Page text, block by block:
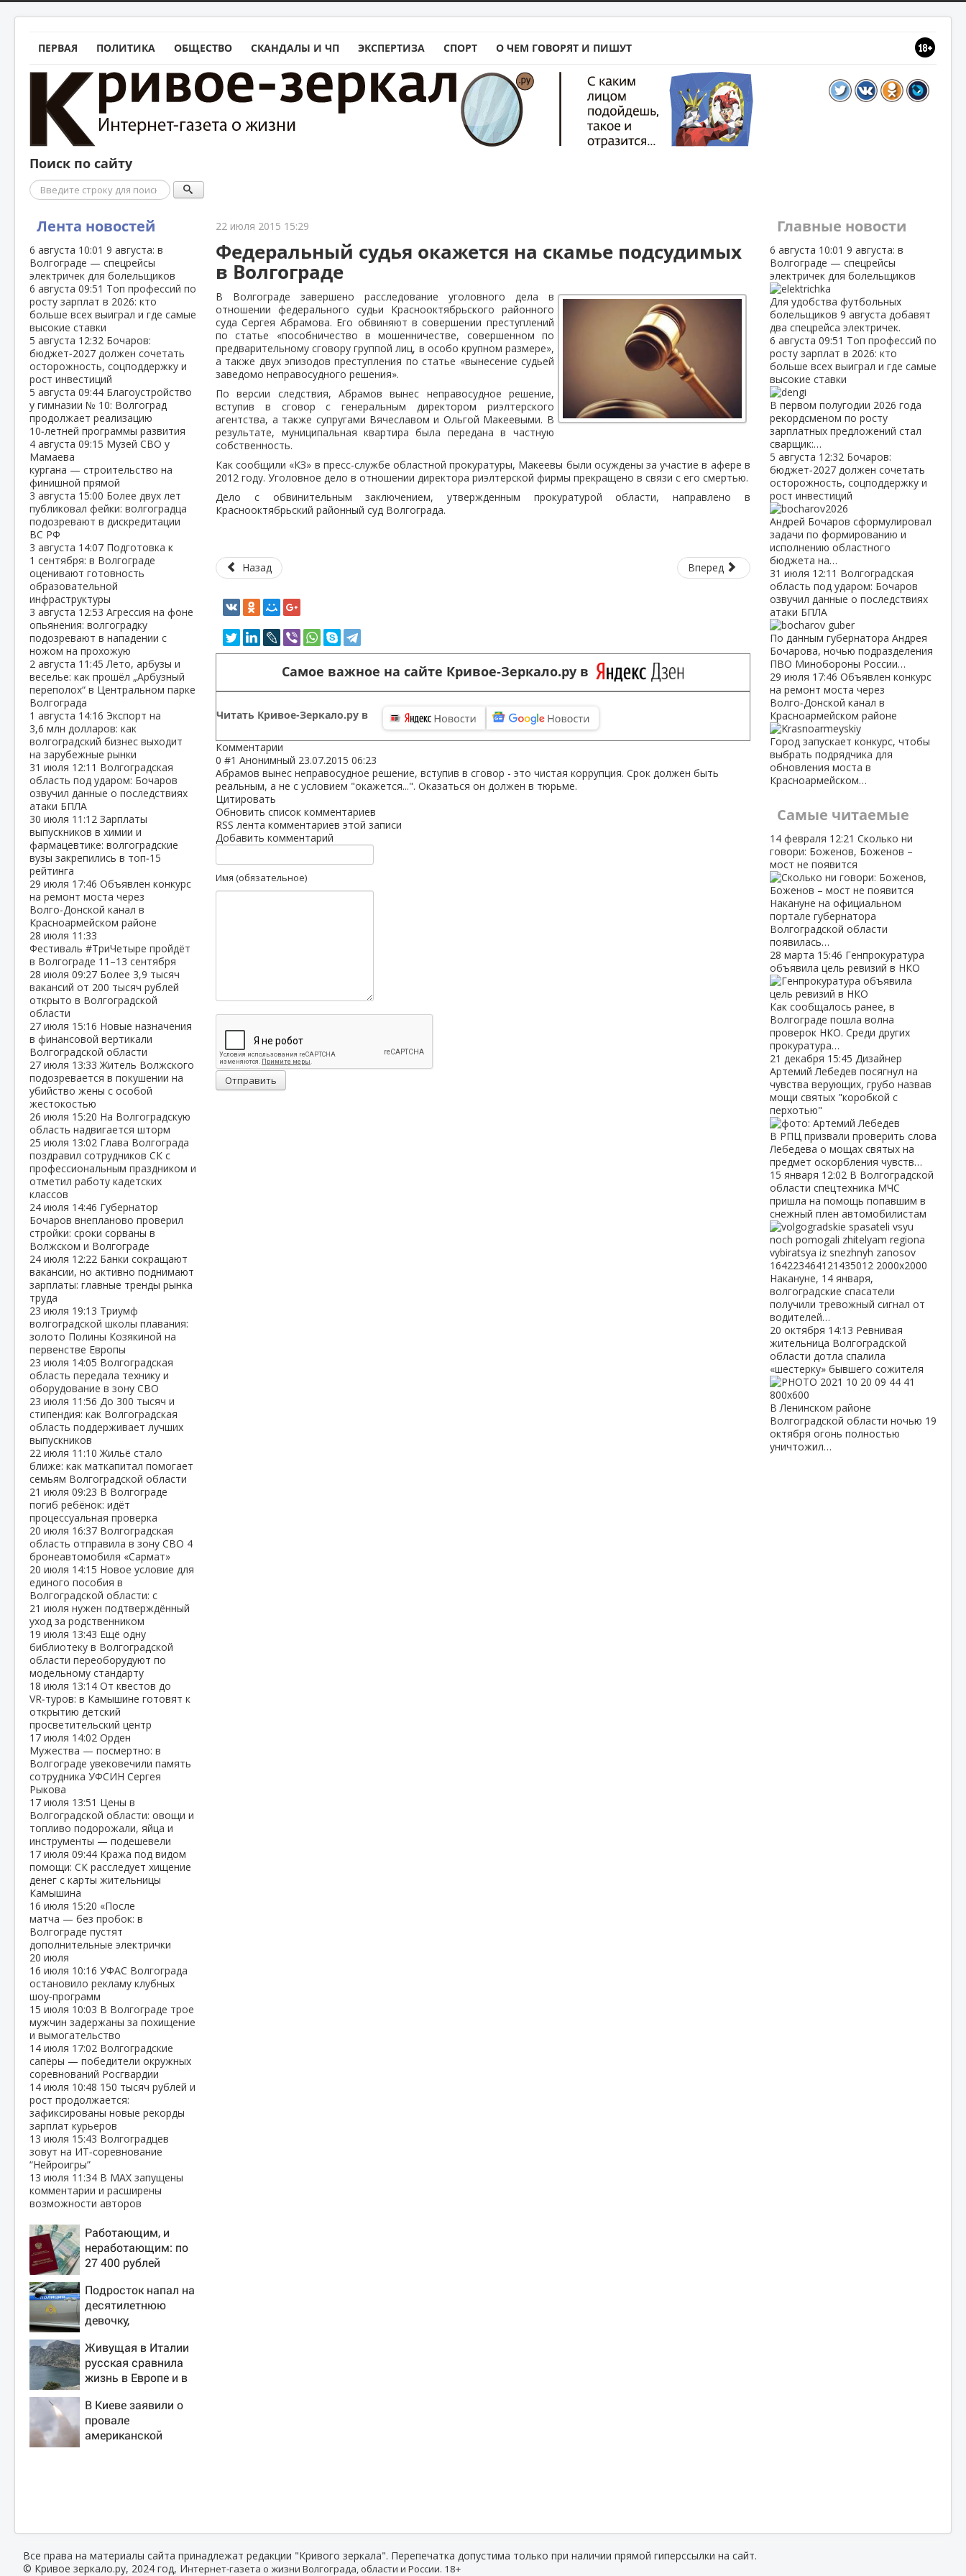
ПЕРВАЯ ПОЛИТИКА ОБЩЕСТВО СКАНДАЛЫ И ЧП ЭКСПЕРТИЗА СПОРТ О ЧЕМ ГОВОРЯТ И ПИШУТ
Поиск по сайту
Поиск
Лента новостей
6 августа 10:01 9 августа: в
Волгограде — спецрейсы
электричек для болельщиков
6 августа 09:51 Топ профессий по
росту зарплат в 2026: кто
больше всех выиграл и где самые
высокие ставки
5 августа 12:32 Бочаров:
бюджет‑2027 должен сочетать
осторожность, соцподдержку и
рост инвестиций
5 августа 09:44 Благоустройство
у гимназии № 10: Волгоград
продолжает реализацию
10‑летней программы развития
4 августа 09:15 Музей СВО у
Мамаева
кургана — строительство на
финишной прямой
3 августа 15:00 Более двух лет
публиковал фейки: волгоградца
подозревают в дискредитации
ВС РФ
3 августа 14:07 Подготовка к
1 сентября: в Волгограде
оценивают готовность
образовательной
инфраструктуры
3 августа 12:53 Агрессия на фоне
опьянения: волгоградку
подозревают в нападении с
ножом на прохожую
2 августа 11:45Лето, арбузы и
веселье: как прошёл „Арбузный
переполох“ в Центральном парке
Волгограда
1 августа 14:16 Экспорт на
3,6 млн долларов: как
волгоградский бизнес выходит
на зарубежные рынки
31 июля 12:11 Волгоградская
область под ударом: Бочаров
озвучил данные о последствиях
атаки БПЛА
30 июля 11:12 Зарплаты
выпускников в химии и
фармацевтике: волгоградские
вузы закрепились в топ‑15
рейтинга
29 июля 17:46 Объявлен конкурс
на ремонт моста через
Волго‑Донской канал в
Красноармейском районе
28 июля 11:33
Фестиваль #ТриЧетыре пройдёт
в Волгограде 11–13 сентября
28 июля 09:27 Более 3,9 тысяч
вакансий от 200 тысяч рублей
открыто в Волгоградской
области
27 июля 15:16 Новые назначения
в финансовой вертикали
Волгоградской области
27 июля 13:33Житель Волжского
подозревается в покушении на
убийство жены с особой
жестокостью
26 июля 15:20 На Волгоградскую
область надвигается шторм
25 июля 13:02 Глава Волгограда
поздравил сотрудников СК с
профессиональным праздником и
отметил работу кадетских
классов
24 июля 14:46 Губернатор
Бочаров внепланово проверил
стройки: сроки сорваны в
Волжском и Волгограде
24 июля 12:22 Банки сокращают
вакансии, но активно поднимают
зарплаты: главные тренды рынка
труда
23 июля 19:13 Триумф
волгоградской школы плавания:
золото Полины Козякиной на
первенстве Европы
23 июля 14:05 Волгоградская
область передала технику и
оборудование в зону СВО
23 июля 11:56 До 300 тысяч и
стипендия: как Волгоградская
область поддерживает лучших
выпускников
22 июля 11:10Жильё стало
ближе: как маткапитал помогает
семьям Волгоградской области
21 июля 09:23 В Волгограде
погиб ребёнок: идёт
процессуальная проверка
20 июля 16:37 Волгоградская
область отправила в зону СВО 4
бронеавтомобиля «Сармат»
20 июля 14:15 Новое условие для
единого пособия в
Волгоградской области: с
21 июля нужен подтверждённый
уход за родственником
19 июля 13:43 Ещё одну
библиотеку в Волгоградской
области переоборудуют по
модельному стандарту
18 июля 13:14 От квестов до
VR‑туров: в Камышине готовят к
открытию детский
просветительский центр
17 июля 14:02 Орден
Мужества — посмертно: в
Волгограде увековечили память
сотрудника УФСИН Сергея
Рыкова
17 июля 13:51 Цены в
Волгоградской области: овощи и
топливо подорожали, яйца и
инструменты — подешевели
17 июля 09:44 Кража под видом
помощи: СК расследует хищение
денег с карты жительницы
Камышина
16 июля 15:20 «После
матча — без пробок: в
Волгограде пустят
дополнительные электрички
20 июля
16 июля 10:16 УФАС Волгограда
остановило рекламу клубных
шоу‑программ
15 июля 10:03 В Волгограде трое
мужчин задержаны за похищение
и вымогательство
14 июля 17:02 Волгоградские
сапёры — победители окружных
соревнований Росгвардии
14 июля 10:48 150 тысяч рублей и
рост продолжается:
зафиксированы новые рекорды
зарплат курьеров
13 июля 15:43 Волгоградцев
зовут на ИТ‑соревнование
“Нейроигры”
13 июля 11:34 В МАХ запущены
комментарии и расширены
возможности авторов
Работающим, и
неработающим: по
27 400 рублей
в сентябре -
PrimaMedia.ru
Подросток напал на
десятилетнюю
девочку,
квартиру
Живущая в Италии
русская сравнила
жизнь в Европе и в
В Киеве заявили о
провале
американской
22 июля 2015 15:29
Федеральный судья окажется на скамье подсудимых
в Волгограде
В Волгограде завершено расследование уголовного дела в
отношении федерального судьи Краснооктябрьского районного
суда Сергея Абрамова. Его обвиняют в совершении преступлений
по статье «пособничество в мошенничестве, совершенном по
предварительному сговору группой лиц, в особо крупном размере»,
а также двух эпизодов преступления по статье «вынесение судьей
заведомо неправосудного решения».
По версии следствия, Абрамов вынес неправосудное решение,
вступив в сговор с генеральным директором риэлтерского
агентства, а также супругами Вячеславом и Ольгой Макеевыми. В
результате, муниципальная квартира была передана в частную
собственность.
Как сообщили «КЗ» в пресс-службе областной прокуратуры, Макеевы были осуждены за участие в афере в
2012 году. Уголовное дело в отношении директора риэлтерской фирмы прекращено в связи с его смертью.
Дело с обвинительным заключением, утвержденным прокуратурой области, направлено в
Краснооктябрьский районный суд Волгограда.
Назад Вперед
Самое важное на сайте Кривое-Зеркало.ру в
Читать Кривое-Зеркало.ру в
Комментарии
0 #1 Анонимный 23.07.2015 06:23
Абрамов вынес неправосудное решение, вступив в сговор - это чистая коррупция. Срок должен быть
реальным, а не с условием "окажется...". Оказаться он должен в тюрьме.
Цитировать
Обновить список комментариев
RSS лента комментариев этой записи
Добавить комментарий
Имя (обязательное)
Отправить
Главные новости
6 августа 10:01 9 августа: в
Волгограде — спецрейсы
электричек для болельщиков
Для удобства футбольных
болельщиков 9 августа добавят
два спецрейса электричек.
6 августа 09:51 Топ профессий по
росту зарплат в 2026: кто
больше всех выиграл и где самые
высокие ставки
В первом полугодии 2026 года
рекордсменом по росту
зарплатных предложений стал
сварщик:…
5 августа 12:32 Бочаров:
бюджет‑2027 должен сочетать
осторожность, соцподдержку и
рост инвестиций
Андрей Бочаров сформулировал
задачи по формированию и
исполнению областного
бюджета на…
31 июля 12:11 Волгоградская
область под ударом: Бочаров
озвучил данные о последствиях
атаки БПЛА
По данным губернатора Андрея
Бочарова, ночью подразделения
ПВО Минобороны России…
29 июля 17:46 Объявлен конкурс
на ремонт моста через
Волго‑Донской канал в
Красноармейском районе
Город запускает конкурс, чтобы
выбрать подрядчика для
обновления моста в
Красноармейском…
Самые читаемые
14 февраля 12:21 Сколько ни
говори: Боженов, Боженов –
мост не появится
Накануне на официальном
портале губернатора
Волгоградской области
появилась…
28 марта 15:46 Генпрокуратура
объявила цель ревизий в НКО
Как сообщалось ранее, в
Волгограде пошла волна
проверок НКО. Среди других
прокуратура…
21 декабря 15:45 Дизайнер
Артемий Лебедев посягнул на
чувства верующих, грубо назвав
мощи святых "коробкой с
перхотью"
В РПЦ призвали проверить слова
Лебедева о мощах святых на
предмет оскорбления чувств…
15 января 12:02 В Волгоградской
области спецтехника МЧС
пришла на помощь попавшим в
снежный плен автомобилистам
Накануне, 14 января,
волгоградские спасатели
получили тревожный сигнал от
водителей…
20 октября 14:13 Ревнивая
жительница Волгоградской
области дотла спалила
«шестерку» бывшего сожителя
В Ленинском районе
Волгоградской области ночью 19
октября огонь полностью
уничтожил…
Все права на материалы сайта принадлежат редакции "Кривого зеркала". Перепечатка допустима только при наличии прямой гиперссылки на сайт.
© Кривое зеркало.ру, 2024 год, Интернет-газета о жизни Волгограда, области и России. 18+